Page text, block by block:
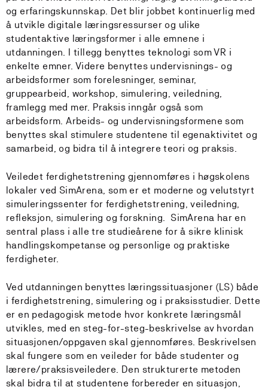
og erfaringskunnskap. Det blir jobbet kontinuerlig med
å utvikle digitale læringsressurser og ulike
studentaktive læringsformer i alle emnene i
utdanningen. I tillegg benyttes teknologi som VR i
enkelte emner. Videre benyttes undervisnings- og
arbeidsformer som forelesninger, seminar,
gruppearbeid, workshop, simulering, veiledning,
framlegg med mer. Praksis inngår også som
arbeidsform. Arbeids- og undervisningsformene som
benyttes skal stimulere studentene til egenaktivitet og
samarbeid, og bidra til å integrere teori og praksis.
Veiledet ferdighetstrening gjennomføres i høgskolens
lokaler ved SimArena, som er et moderne og velutstyrt
simuleringssenter for ferdighetstrening, veiledning,
refleksjon, simulering og forskning. SimArena har en
sentral plass i alle tre studieårene for å sikre klinisk
handlingskompetanse og personlige og praktiske
ferdigheter.
Ved utdanningen benyttes læringssituasjoner (LS) både
i ferdighetstrening, simulering og i praksisstudier. Dette
er en pedagogisk metode hvor konkrete læringsmål
utvikles, med en steg-for-steg-beskrivelse av hvordan
situasjonen/oppgaven skal gjennomføres. Beskrivelsen
skal fungere som en veileder for både studenter og
lærere/praksisveiledere. Den strukturerte metoden
skal bidra til at studentene forbereder en situasjon,